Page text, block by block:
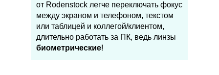
от Rodenstock легче переключать фокус
между экраном и телефоном, текстом
или таблицей и коллегой/клиентом,
длительно работать за ПК, ведь линзы
биометрические!